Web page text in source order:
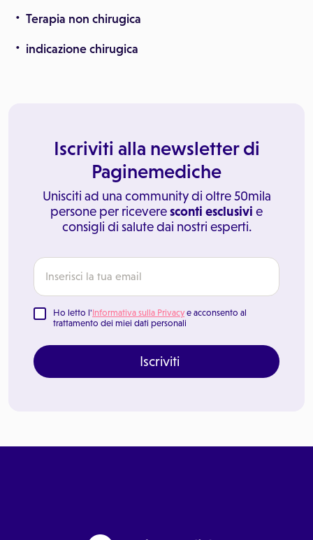
Terapia non chirugica
indicazione chirugica
Iscriviti alla newsletter di
Paginemediche
Unisciti ad una community di oltre 50mila
persone per riceveresconti esclusivi e
consigli di salute dai nostri esperti.
Ho letto l'Informativa sulla Privacy e acconsento al
trattamento dei miei dati personali
Iscriviti